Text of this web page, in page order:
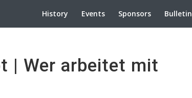
History Events Sponsors
| Wer arbeitet mit